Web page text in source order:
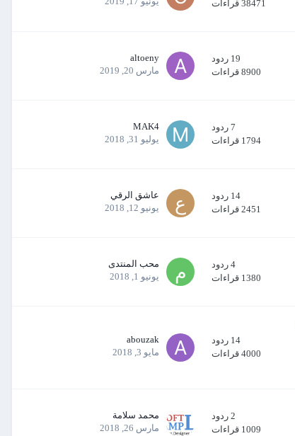
38471 قراءات
19 ردود
8900 قراءات
altoeny
مارس 20, 2019
7 ردود
1794 قراءات
MAK4
يوليو 31, 2018
14 ردود
2451 قراءات
عاشق الرقي
يونيو 12, 2018
4 ردود
1380 قراءات
محب المنتدى
يونيو 1, 2018
14 ردود
4000 قراءات
abouzak
مايو 3, 2018
2 ردود
1009 قراءات
محمد سلامة
مارس 26, 2018